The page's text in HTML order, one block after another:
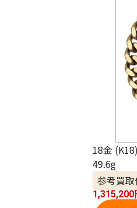
18金
49.6g
参考買
1,315,200